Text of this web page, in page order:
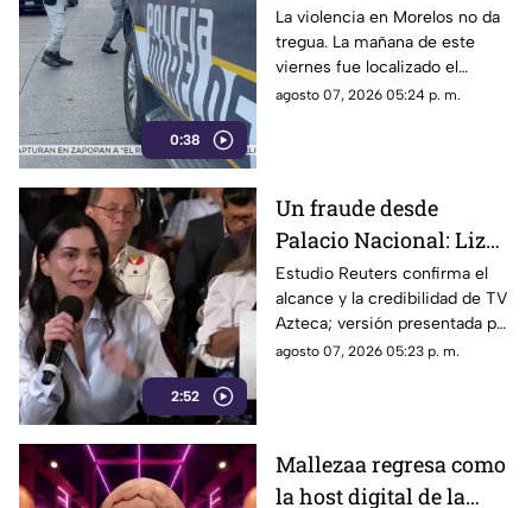
0:38
Corona
La violencia en Morelos no da
tregua. La mañana de este
viernes fue localizado el
cuerpo de un hombre con
agosto 07, 2026 05:24 p. m.
2:52
Un fraude desde
Palacio Nacional: Liz
Vilchis intentó
desvirtuar estudio de
Reuters sobre la
credibilidad de TV
Estudio Reuters confirma el
alcance y la credibilidad de TV
Azteca; versión presentada por
Liz Vilchis fue cuestionada al
agosto 07, 2026 05:23 p. m.
Mallezaa regresa como
la host digital de la